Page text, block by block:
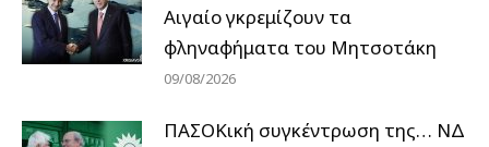
Αιγαίο γκρεμίζουν τα
φληναφήματα του Μητσοτάκη
09/08/2026
ΠΑΣΟΚική συγκέντρωση της… ΝΔ